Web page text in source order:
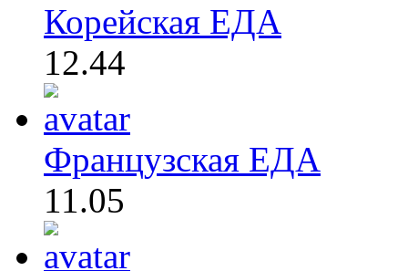
Корейская ЕДА
12.44
Французская ЕДА
11.05